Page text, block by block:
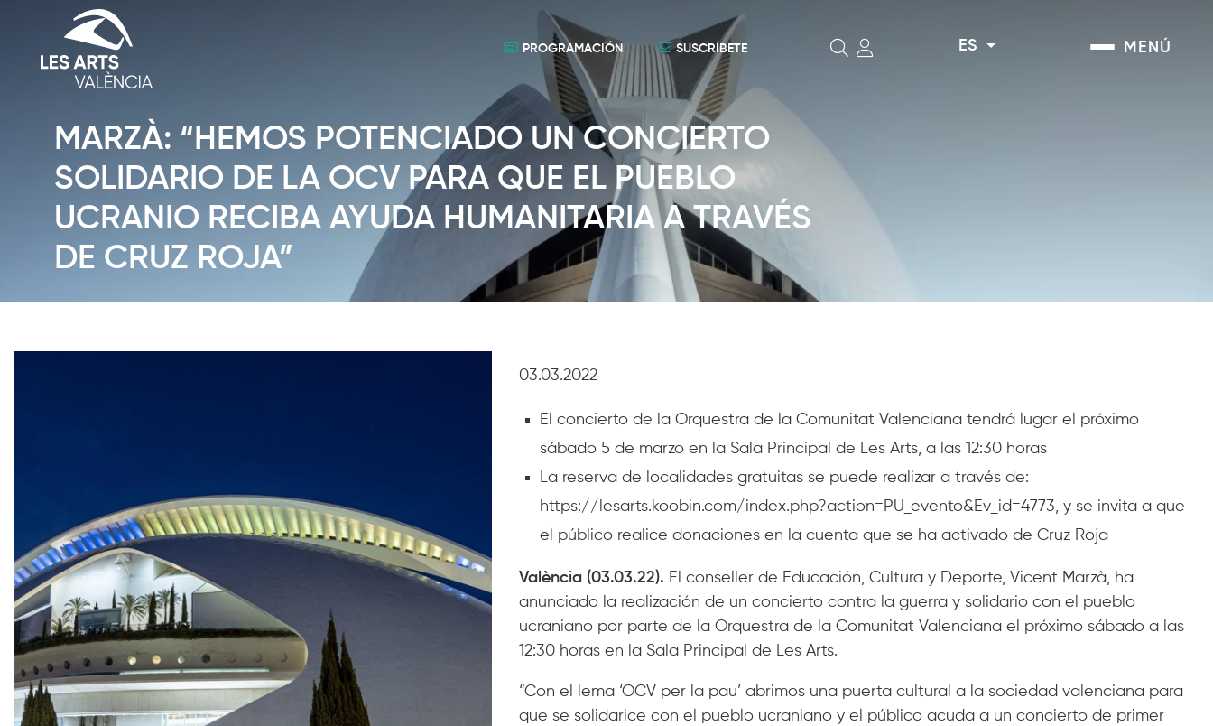
MENÚ
ES
SUSCRÍBETE
PROGRAMACIÓN
MARZÀ: “HEMOS POTENCIADO UN CONCIERTO
SOLIDARIO DE LA OCV PARA QUE EL PUEBLO
UCRANIO RECIBA AYUDA HUMANITARIA A TRAVÉS
DE CRUZ ROJA”
03.03.2022
El concierto de la Orquestra de la Comunitat Valenciana tendrá lugar el próximo
sábado 5 de marzo en la Sala Principal de Les Arts, a las 12:30 horas
La reserva de localidades gratuitas se puede realizar a través de:
https://lesarts.koobin.com/index.php?action=PU_evento&Ev_id=4773, y se invita a que
el público realice donaciones en la cuenta que se ha activado de Cruz Roja
València (03.03.22). El conseller de Educación, Cultura y Deporte, Vicent Marzà, ha
anunciado la realización de un concierto contra la guerra y solidario con el pueblo
ucraniano por parte de la Orquestra de la Comunitat Valenciana el próximo sábado a las
12:30 horas en la Sala Principal de Les Arts.
“Con el lema ‘OCV per la pau’ abrimos una puerta cultural a la sociedad valenciana para
que se solidarice con el pueblo ucraniano y el público acuda a un concierto de primer